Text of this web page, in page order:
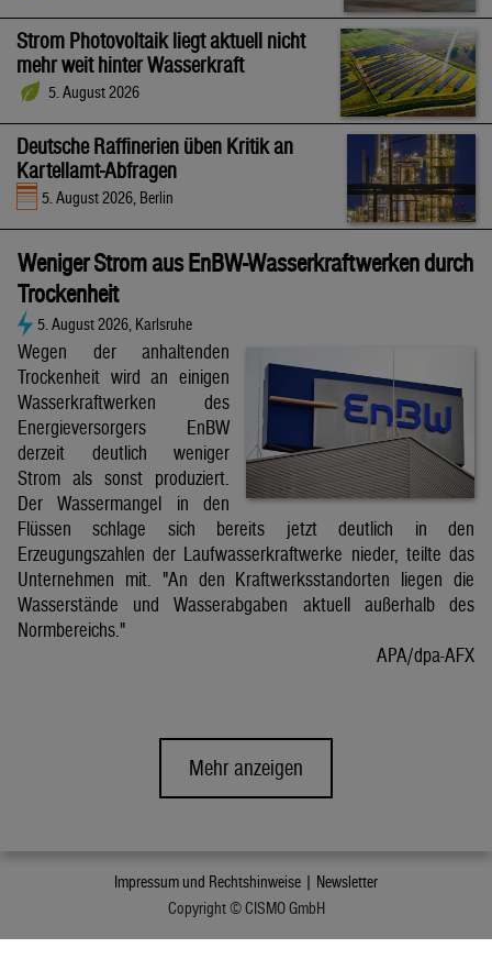
Strom Photovoltaik liegt aktuell nicht
mehr weit hinter Wasserkraft
5. August 2026
Deutsche Raffinerien üben Kritik an
Kartellamt-Abfragen
5. August 2026, Berlin
Weniger Strom aus EnBW-Wasserkraftwerken durch
Trockenheit
5. August 2026, Karlsruhe
Wegen der anhaltenden
Trockenheit wird an einigen
Wasserkraftwerken des
Energieversorgers EnBW
derzeit deutlich weniger
Strom als sonst produziert.
Der Wassermangel in den
Flüssen schlage sich bereits jetzt deutlich in den
Erzeugungszahlen der Laufwasserkraftwerke nieder, teilte das
Unternehmen mit. "An den Kraftwerksstandorten liegen die
Wasserstände und Wasserabgaben aktuell außerhalb des
Normbereichs."
APA/dpa-AFX
Mehr anzeigen
Impressum und Rechtshinweise | Newsletter
Copyright © CISMO GmbH